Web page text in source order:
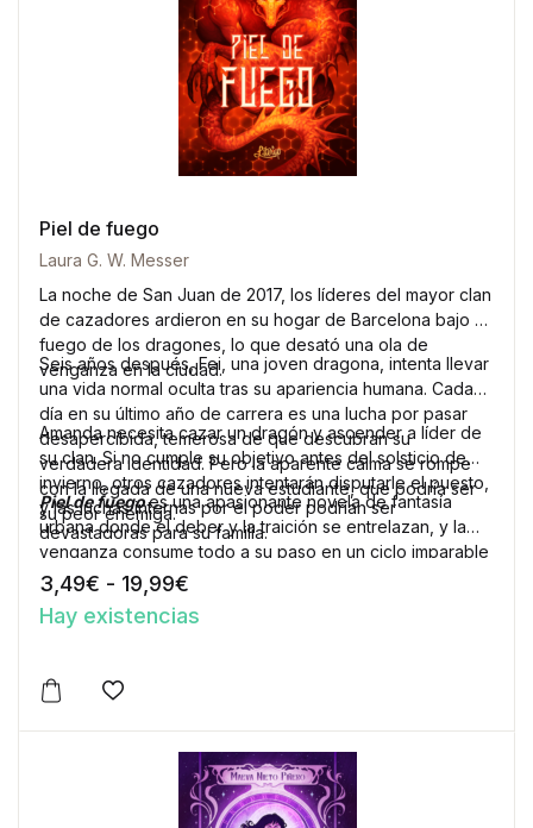
Piel de fuego
Laura G. W. Messer
La noche de San Juan de 2017, los líderes del mayor clan
de cazadores ardieron en su hogar de Barcelona bajo el
fuego de los dragones, lo que desató una ola de
venganza en la ciudad.
Seis años después, Fei, una joven dragona, intenta llevar
una vida normal oculta tras su apariencia humana. Cada
día en su último año de carrera es una lucha por pasar
desapercibida, temerosa de que descubran su
verdadera identidad. Pero la aparente calma se rompe
con la llegada de una nueva estudiante, que podría ser
su peor enemiga.
Amanda necesita cazar un dragón y ascender a líder de
su clan. Si no cumple su objetivo antes del solsticio de
invierno, otros cazadores intentarán disputarle el puesto,
y las luchas internas por el poder podrían ser
devastadoras para su familia.
Piel de fuegoes una apasionante novela de fantasía
urbana donde el deber y la traición se entrelazan, y la
venganza consume todo a su paso en un ciclo imparable
de destrucción. En este juego de sombras, ¿quién saldrá
victorioso?
3,49€ - 19,99€
Hay existencias
Este producto tiene múltiples variantes. Las
Añadir a la lista de deseos